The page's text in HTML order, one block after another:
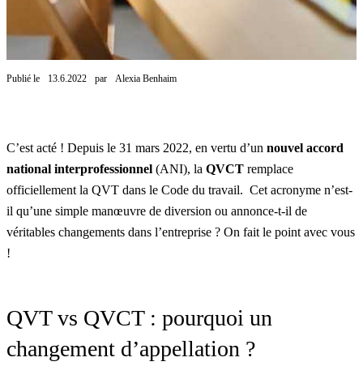
Publié le 13.6.2022 par Alexia Benhaim
C’est acté ! Depuis le 31 mars 2022, en vertu d’un nouvel accord
national interprofessionnel (ANI), la QVCT remplace
officiellement la QVT dans le Code du travail. Cet acronyme n’est-
il qu’une simple manœuvre de diversion ou annonce-t-il de
véritables changements dans l’entreprise ? On fait le point avec vous
!
QVT vs QVCT : pourquoi un
changement d’appellation ?